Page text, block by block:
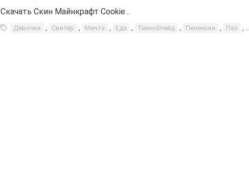
Скачать Скин Майнкрафт Cookie...
Девочка , Свитер , Мечта , Еда , Техноблейд , Печеньки , Паз ,